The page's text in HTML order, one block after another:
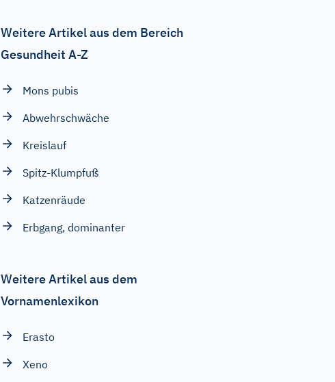
Weitere Artikel aus dem Bereich
Gesundheit A-Z
Mons pubis
Abwehrschwäche
Kreislauf
Spitz-Klumpfuß
Katzenräude
Erbgang, dominanter
Weitere Artikel aus dem
Vornamenlexikon
Erasto
Xeno